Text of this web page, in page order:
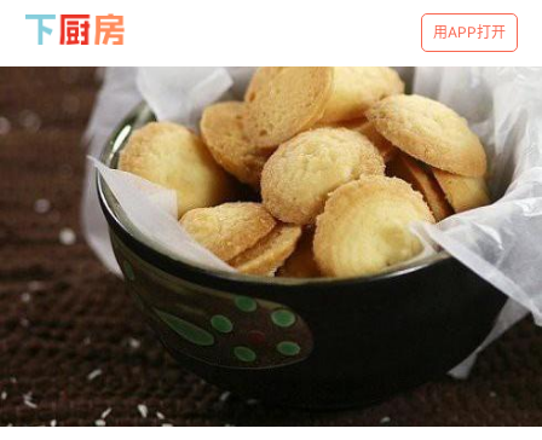
用APP打开